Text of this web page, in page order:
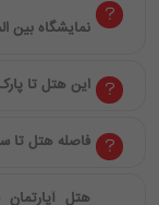
نمایشگاه بین
این هتل تا پارک ملت
فاصله هتل تا